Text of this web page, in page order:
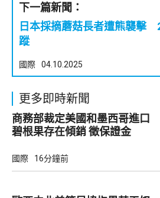
下一篇新聞：
日本採摘蘑菇長者遭熊襲擊
蹤
國際 04.10.2025
更多即時新聞
商務部裁定美國和墨西哥進口
碧根果存在傾銷 徵保證金
國際 16分鐘前